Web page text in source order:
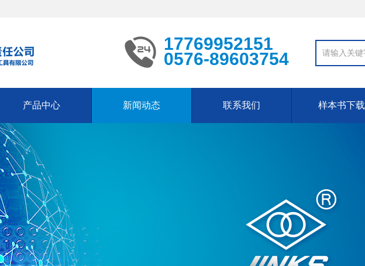
17769952151
0576-89603754
产品中心 新闻动态 联系我们 样本书下载